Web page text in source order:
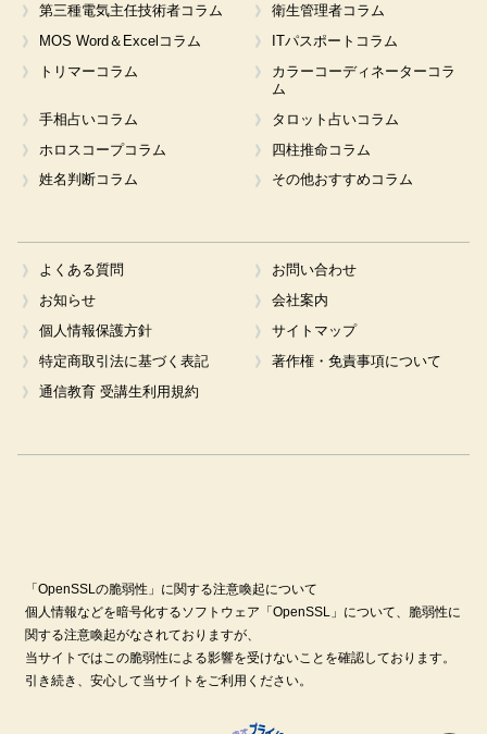
第三種電気主任技術者コラム
衛生管理者コラム
MOS Word＆Excelコラム
ITパスポートコラム
トリマーコラム
カラーコーディネーターコラ
ム
手相占いコラム
タロット占いコラム
ホロスコープコラム
四柱推命コラム
姓名判断コラム
その他おすすめコラム
よくある質問
お問い合わせ
お知らせ
会社案内
個人情報保護方針
サイトマップ
特定商取引法に基づく表記
著作権・免責事項について
通信教育 受講生利用規約
「OpenSSLの脆弱性」に関する注意喚起について
個人情報などを暗号化するソフトウェア「OpenSSL」について、脆弱性に
関する注意喚起がなされておりますが、
当サイトではこの脆弱性による影響を受けないことを確認しております。
引き続き、安心して当サイトをご利用ください。